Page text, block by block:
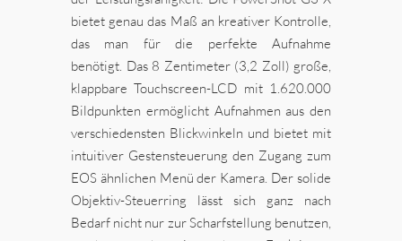
bietet genau das Maß an kreativer Kontrolle,
das man für die perfekte Aufnahme
benötigt. Das 8 Zentimeter (3,2 Zoll) große,
klappbare Touchscreen-LCD mit 1.620.000
Bildpunkten ermöglicht Aufnahmen aus den
verschiedensten Blickwinkeln und bietet mit
intuitiver Gestensteuerung den Zugang zum
EOS ähnlichen Menü der Kamera. Der solide
Objektiv-Steuerring lässt sich ganz nach
Bedarf nicht nur zur Scharfstellung benutzen,